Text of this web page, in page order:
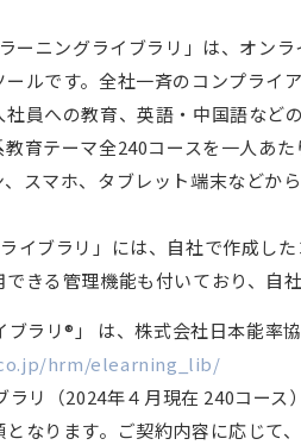
ーニングライブラリ」は、オン
ールです。全社一斉のコンプライ
員への教育、英語・中国語など
教育テーマ全240コースを一人あ
スマホ、タブレット端末などか
イブラリ」には、自社で作成し
きる管理機能も付いており、自
ブラリ®」 は、株式会社日本能率
hrm/elearning_lib/
ラリ（2024年４月現在 240コー
なります。ご契約内容に応じて